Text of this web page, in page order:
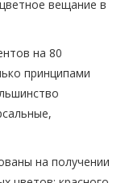
вещание в
на 80
принципами
на получении